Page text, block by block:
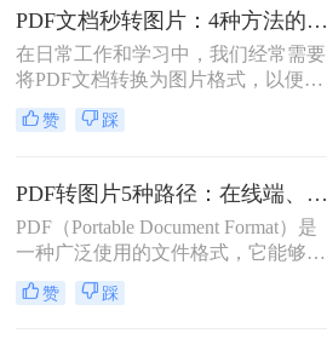
PDF文档秒转图片：4种方法的速度和画质实测排名！
在日常工作和学习中，我们经常需要
将PDF文档转换为图片格式，以便于
分享、编辑或满足特定的展示需求。
那么pdf文档怎么变成图片呢？本文将
的方法，帮助读者轻松应对这一需
求。
赞 踩
PDF转图片5种路径：在线端、客户端和截图法的效率对比！
PDF（Portable Document Format）是
一种广泛使用的文件格式，它能够保
持文档格式不变，无论在哪种设备上
打开都能呈现出一致的效果。然而，
赞 踩